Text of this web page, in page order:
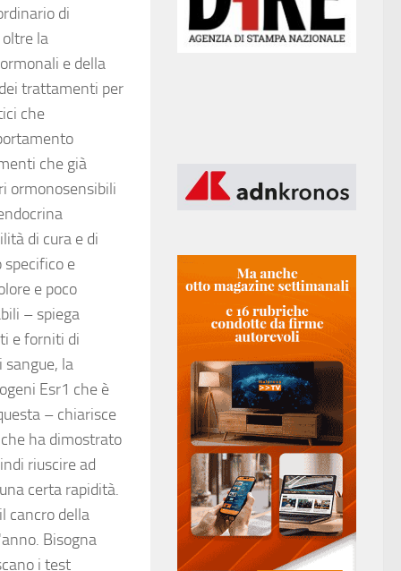
di
la
e della
trattamenti per
che
che già
ormonosensibili
di cura e di
specifico e
e poco
– spiega
e forniti di
sangue, la
Esr1 che è
– chiarisce
ha dimostrato
riuscire ad
certa rapidità.
cancro della
Bisogna
i test